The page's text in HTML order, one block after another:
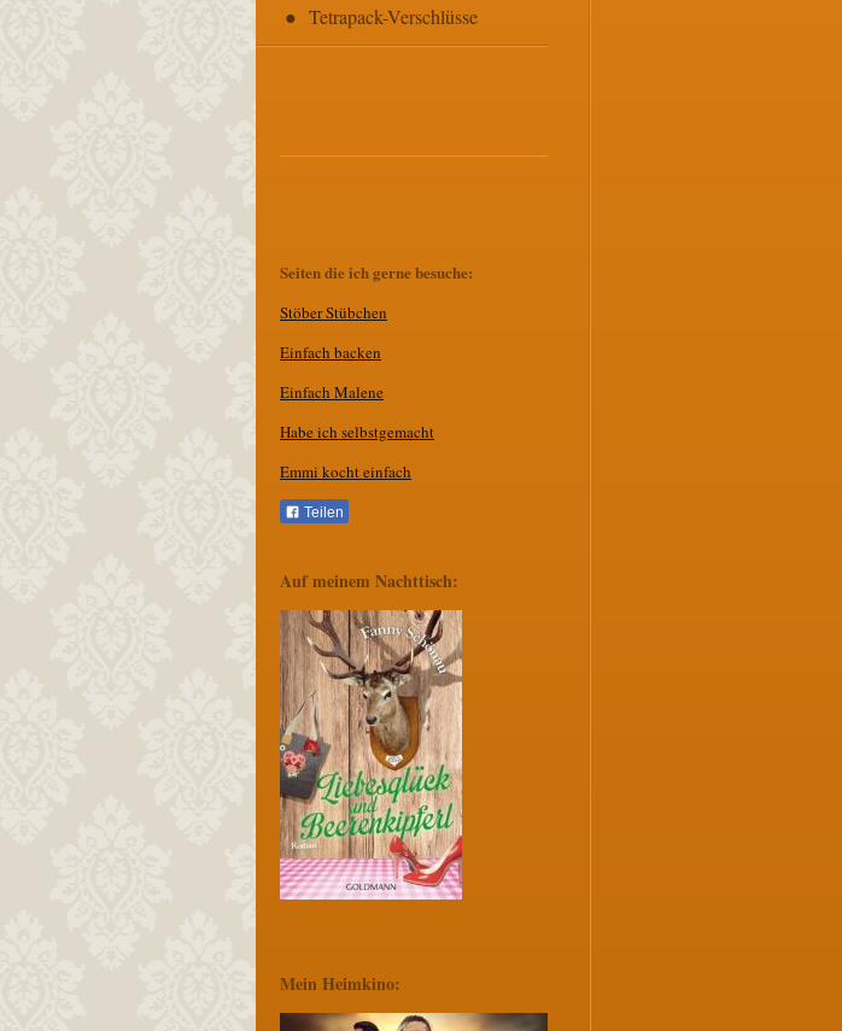
Tetrapack-Verschlüsse
Seiten die ich gerne besuche:
Stöber Stübchen
Einfach backen
Einfach Malene
Habe ich selbstgemacht
Emmi kocht einfach
Teilen
Auf meinem Nachttisch:
Mein Heimkino: